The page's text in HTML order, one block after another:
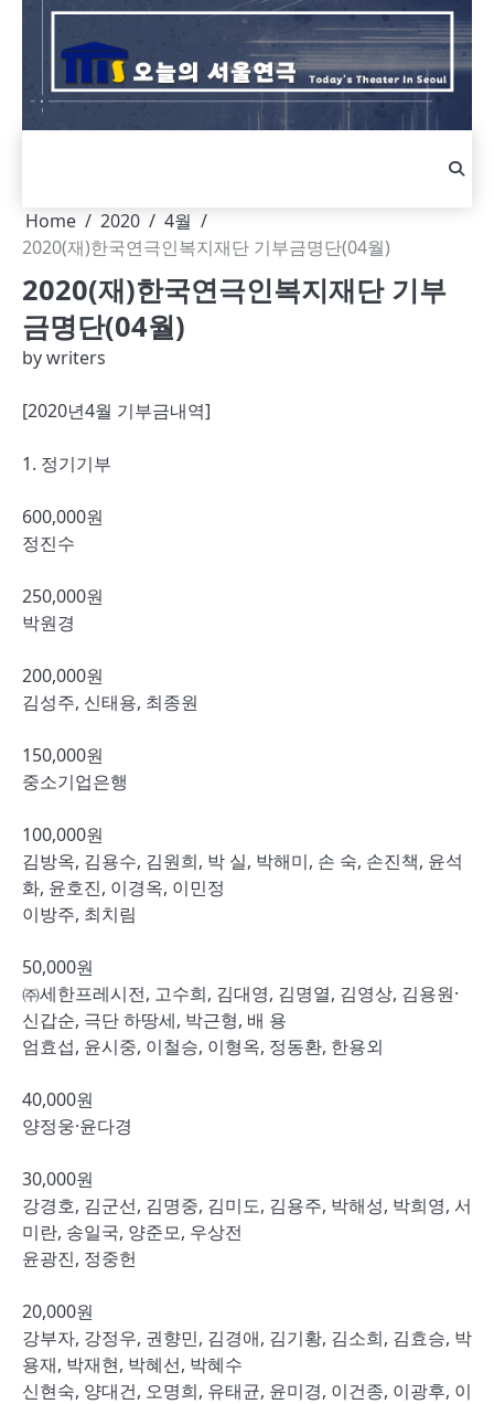
Skip
content
Home 2020
4월
2020(재)한국연극인복지재단 기부금명단(04월)
2020(재)한국연극인복지재단 기부
금명단(04월)
bywriters
[2020년4월 기부금내역]
1. 정기기부
600,000원
정진수
250,000원
박원경
200,000원
김성주, 신태용, 최종원
150,000원
중소기업은행
100,000원
김방옥, 김용수, 김원희, 박 실, 박해미, 손 숙, 손진책, 윤석
화, 윤호진, 이경옥, 이민정
이방주, 최치림
50,000원
㈜세한프레시전, 고수희, 김대영, 김명열, 김영상, 김용원·
신갑순, 극단 하땅세, 박근형, 배 용
엄효섭, 윤시중, 이철승, 이형옥, 정동환, 한용외
40,000원
양정웅·윤다경
30,000원
강경호, 김군선, 김명중, 김미도, 김용주, 박해성, 박희영, 서
미란, 송일국, 양준모, 우상전
윤광진, 정중헌
20,000원
강부자, 강정우, 권향민, 김경애, 김기황, 김소희, 김효승, 박
용재, 박재현, 박혜선, 박혜수
신현숙, 양대건, 오명희, 유태균, 윤미경, 이건종, 이광후, 이